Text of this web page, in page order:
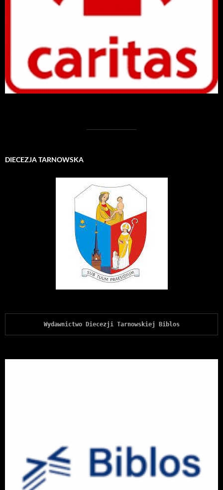
DIECEZJA TARNOWSKA
Wydawnictwo Diecezji Tarnowskiej Biblos